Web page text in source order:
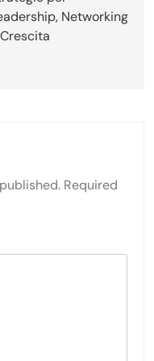
Networking
Required